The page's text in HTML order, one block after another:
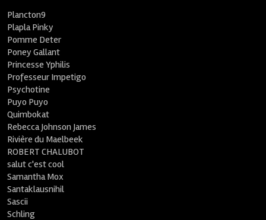
Plancton9
Plapla Pinky
Pomme Deter
Poney Gallant
Princesse Yphilis
Professeur Impetigo
Psychotine
Puyo Puyo
Quimbokat
Rebecca Johnson James
Rivière du Maelbeek
ROBERT CHALUBOT
salut c'est cool
Samantha Mox
Santaklausnihil
Sascii
Schling